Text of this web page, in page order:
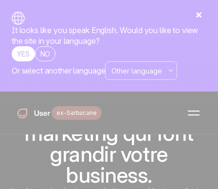
It looks like you speak English. Would you like to view
the site in your language?
YES NO
Or select another language
ex-Sarbacane
ÉQUIPES MARKETING
Construisez les
campagnes
marketing qui font
grandir votre
business.